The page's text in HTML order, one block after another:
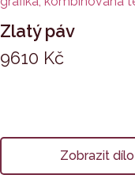
Zlatý páv
9610 Kč
Zobrazit dílo